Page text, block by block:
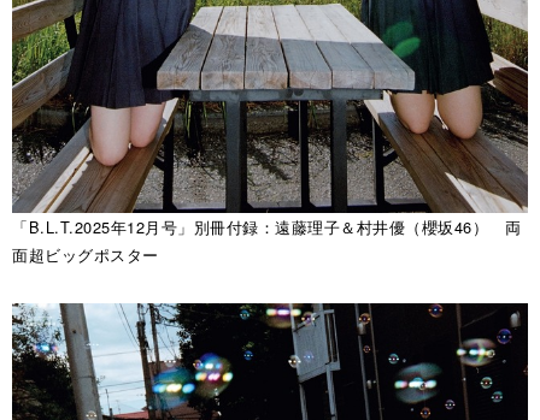
「B.L.T.2025年12月号」別冊付録：遠藤理子＆村井優（櫻坂46） 両
面超ビッグポスター